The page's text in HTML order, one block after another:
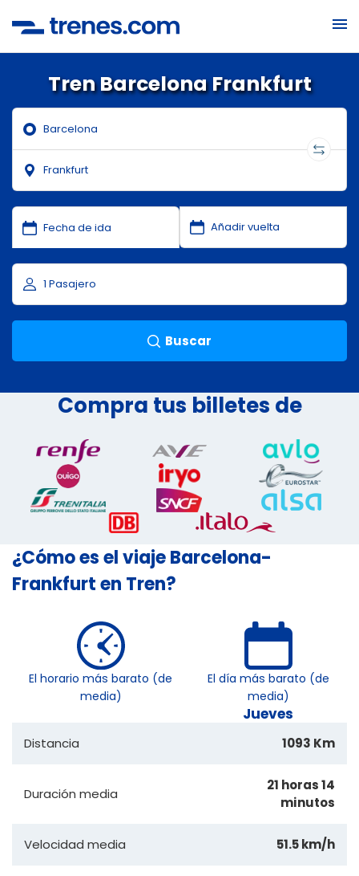
Tren Barcelona Frankfurt
Buscar
Compra tus billetes de
¿Cómo es el viaje Barcelona-
Frankfurt en Tren?
El horario más barato (de
media)
El día más barato (de
media)
Jueves
Distancia 1093 Km
Duración media
21 horas 14
minutos
Velocidad media 51.5 km/h